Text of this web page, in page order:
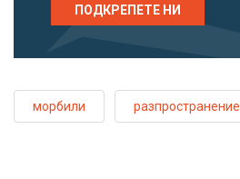
ПОДКРЕПЕТЕ НИ
морбили разпространение